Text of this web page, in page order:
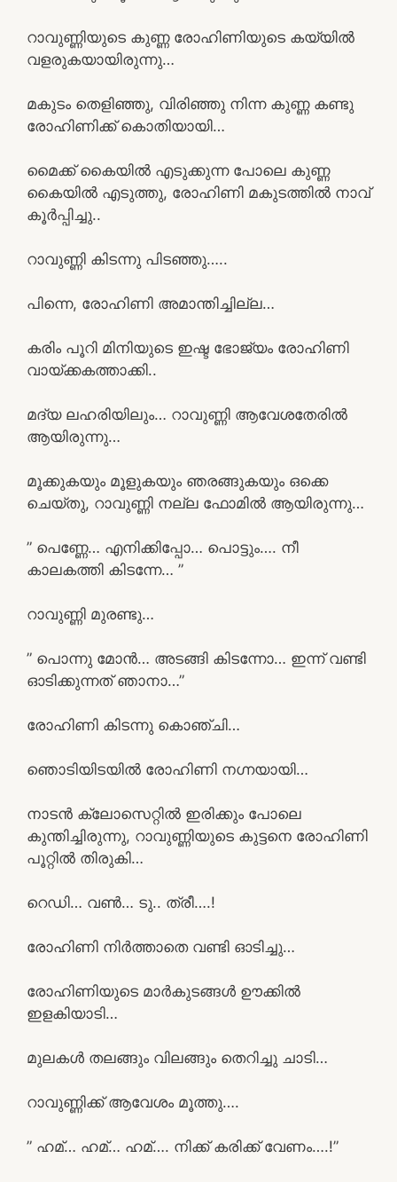
റാവുണ്ണിയുടെ കുണ്ണ രോഹിണിയുടെ കയ്യിൽ
വളരുകയായിരുന്നു…
മകുടം തെളിഞ്ഞു, വിരിഞ്ഞു നിന്ന കുണ്ണ കണ്ടു
രോഹിണിക്ക് കൊതിയായി…
മൈക്ക് കൈയിൽ എടുക്കുന്ന പോലെ കുണ്ണ
കൈയിൽ എടുത്തു, രോഹിണി മകുടത്തിൽ നാവ്
കൂർപ്പിച്ചു..
റാവുണ്ണി കിടന്നു പിടഞ്ഞു…..
പിന്നെ, രോഹിണി അമാന്തിച്ചില്ല…
കരിം പൂറി മിനിയുടെ ഇഷ്ട ഭോജ്യം രോഹിണി
വായ്ക്കകത്താക്കി..
മദ്യ ലഹരിയിലും… റാവുണ്ണി ആവേശതേരിൽ
ആയിരുന്നു…
മൂക്കുകയും മൂളുകയും ഞരങ്ങുകയും ഒക്കെ
ചെയ്തു, റാവുണ്ണി നല്ല ഫോമിൽ ആയിരുന്നു…
” പെണ്ണേ… എനിക്കിപ്പോ… പൊട്ടും…. നീ
കാലകത്തി കിടന്നേ… ”
റാവുണ്ണി മുരണ്ടു…
” പൊന്നു മോൻ… അടങ്ങി കിടന്നോ… ഇന്ന് വണ്ടി
ഓടിക്കുന്നത് ഞാനാ…”
രോഹിണി കിടന്നു കൊഞ്ചി…
ഞൊടിയിടയിൽ രോഹിണി നഗ്നയായി…
നാടൻ ക്ലോസെറ്റിൽ ഇരിക്കും പോലെ
കുന്തിച്ചിരുന്നു, റാവുണ്ണിയുടെ കുട്ടനെ രോഹിണി
പൂറ്റിൽ തിരുകി…
റെഡി… വൺ… ടു.. ത്രീ….!
രോഹിണി നിർത്താതെ വണ്ടി ഓടിച്ചു…
രോഹിണിയുടെ മാർകുടങ്ങൾ ഊക്കിൽ
ഇളകിയാടി…
മുലകൾ തലങ്ങും വിലങ്ങും തെറിച്ചു ചാടി…
റാവുണ്ണിക്ക് ആവേശം മൂത്തു….
” ഹമ്… ഹമ്… ഹമ്…. നിക്ക് കരിക്ക് വേണം….!”